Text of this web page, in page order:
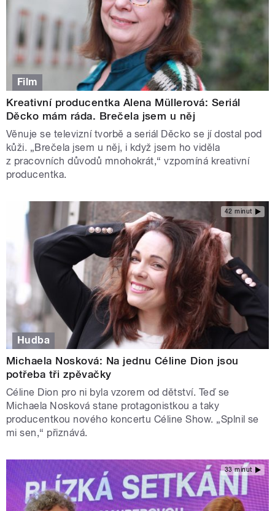
Film
Kreativní producentka Alena Müllerová: Seriál
Děcko mám ráda. Brečela jsem u něj
Věnuje se televizní tvorbě a seriál Děcko se jí dostal pod
kůži. „Brečela jsem u něj, i když jsem ho viděla
z pracovních důvodů mnohokrát,“ vzpomíná kreativní
producentka.
42 minut
Hudba
Michaela Nosková: Na jednu Céline Dion jsou
potřeba tři zpěvačky
Céline Dion pro ni byla vzorem od dětství. Teď se
Michaela Nosková stane protagonistkou a taky
producentkou nového koncertu Céline Show. „Splnil se
mi sen,“ přiznává.
33 minut